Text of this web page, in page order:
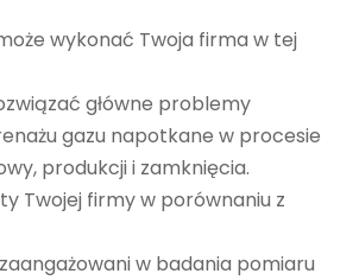
wykonać Twoja firma w tej
główne problemy
gazu napotkane w procesie
produkcji i zamknięcia.
Twojej firmy w porównaniu z
w badania pomiaru